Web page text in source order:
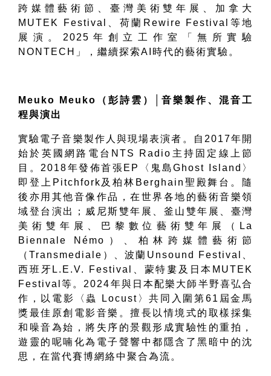
跨媒體藝術節、臺灣美術雙年展、加拿大
MUTEK Festival
、荷蘭 Rewire Festival
等地
展演。 2025 年創立工作室「無所實驗
NONTECH 」，繼續探索AI 時代的藝術實驗。
Meuko Meuko （彭詩雲 ）
音樂製作、混音工
程與演出
實驗電子音樂製作人與現場表演者。自 2017年開
始於英國網路電台 NTS Radio 主持固定線上節
目。 2018年發佈首張 EP 〈鬼島Ghost Island 〉
即登上 Pitchfork 及柏林 Berghain 聖殿舞台。隨
後亦用其他音像作品，在世界各地的藝術音樂領
域登台演出；威尼斯雙年展、釜山雙年展、臺灣
美術雙年展、巴黎數位藝術雙年展（
La
Biennale Némo
）、柏林跨媒體藝術節
（Transmediale ）、波蘭 Unsound Festival
西班牙 L.E.V. Festival 、蒙特婁及日本 MUTEK
Festival 等。 2024年與日本配樂大師半野喜弘合
作，以電影〈蟲
Locust 〉共同入圍第61 屆金馬
獎最佳原創電影音樂。擅長以情境式的取樣採集
和噪音為始，將失序的景觀形成實驗性的重拍，
遊靈的呢喃化為電子聲響中都隱含了黑暗中的沈
思，在當代賽博網絡中聚合為流。